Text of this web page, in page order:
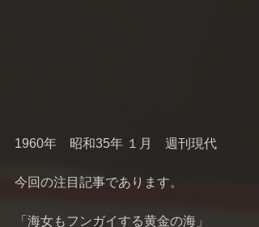
1960年　昭和35年 １月　週刊現代
今回の注目記事であります。
「海女もフンガイする黄金の海」